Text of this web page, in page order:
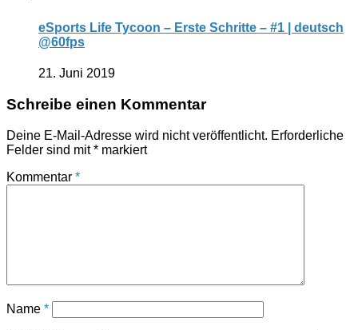
eSports Life Tycoon – Erste Schritte – #1 | deutsch
@60fps
21. Juni 2019
Schreibe einen Kommentar
Deine E-Mail-Adresse wird nicht veröffentlicht. Erforderliche
Felder sind mit* markiert
Kommentar *
Name *